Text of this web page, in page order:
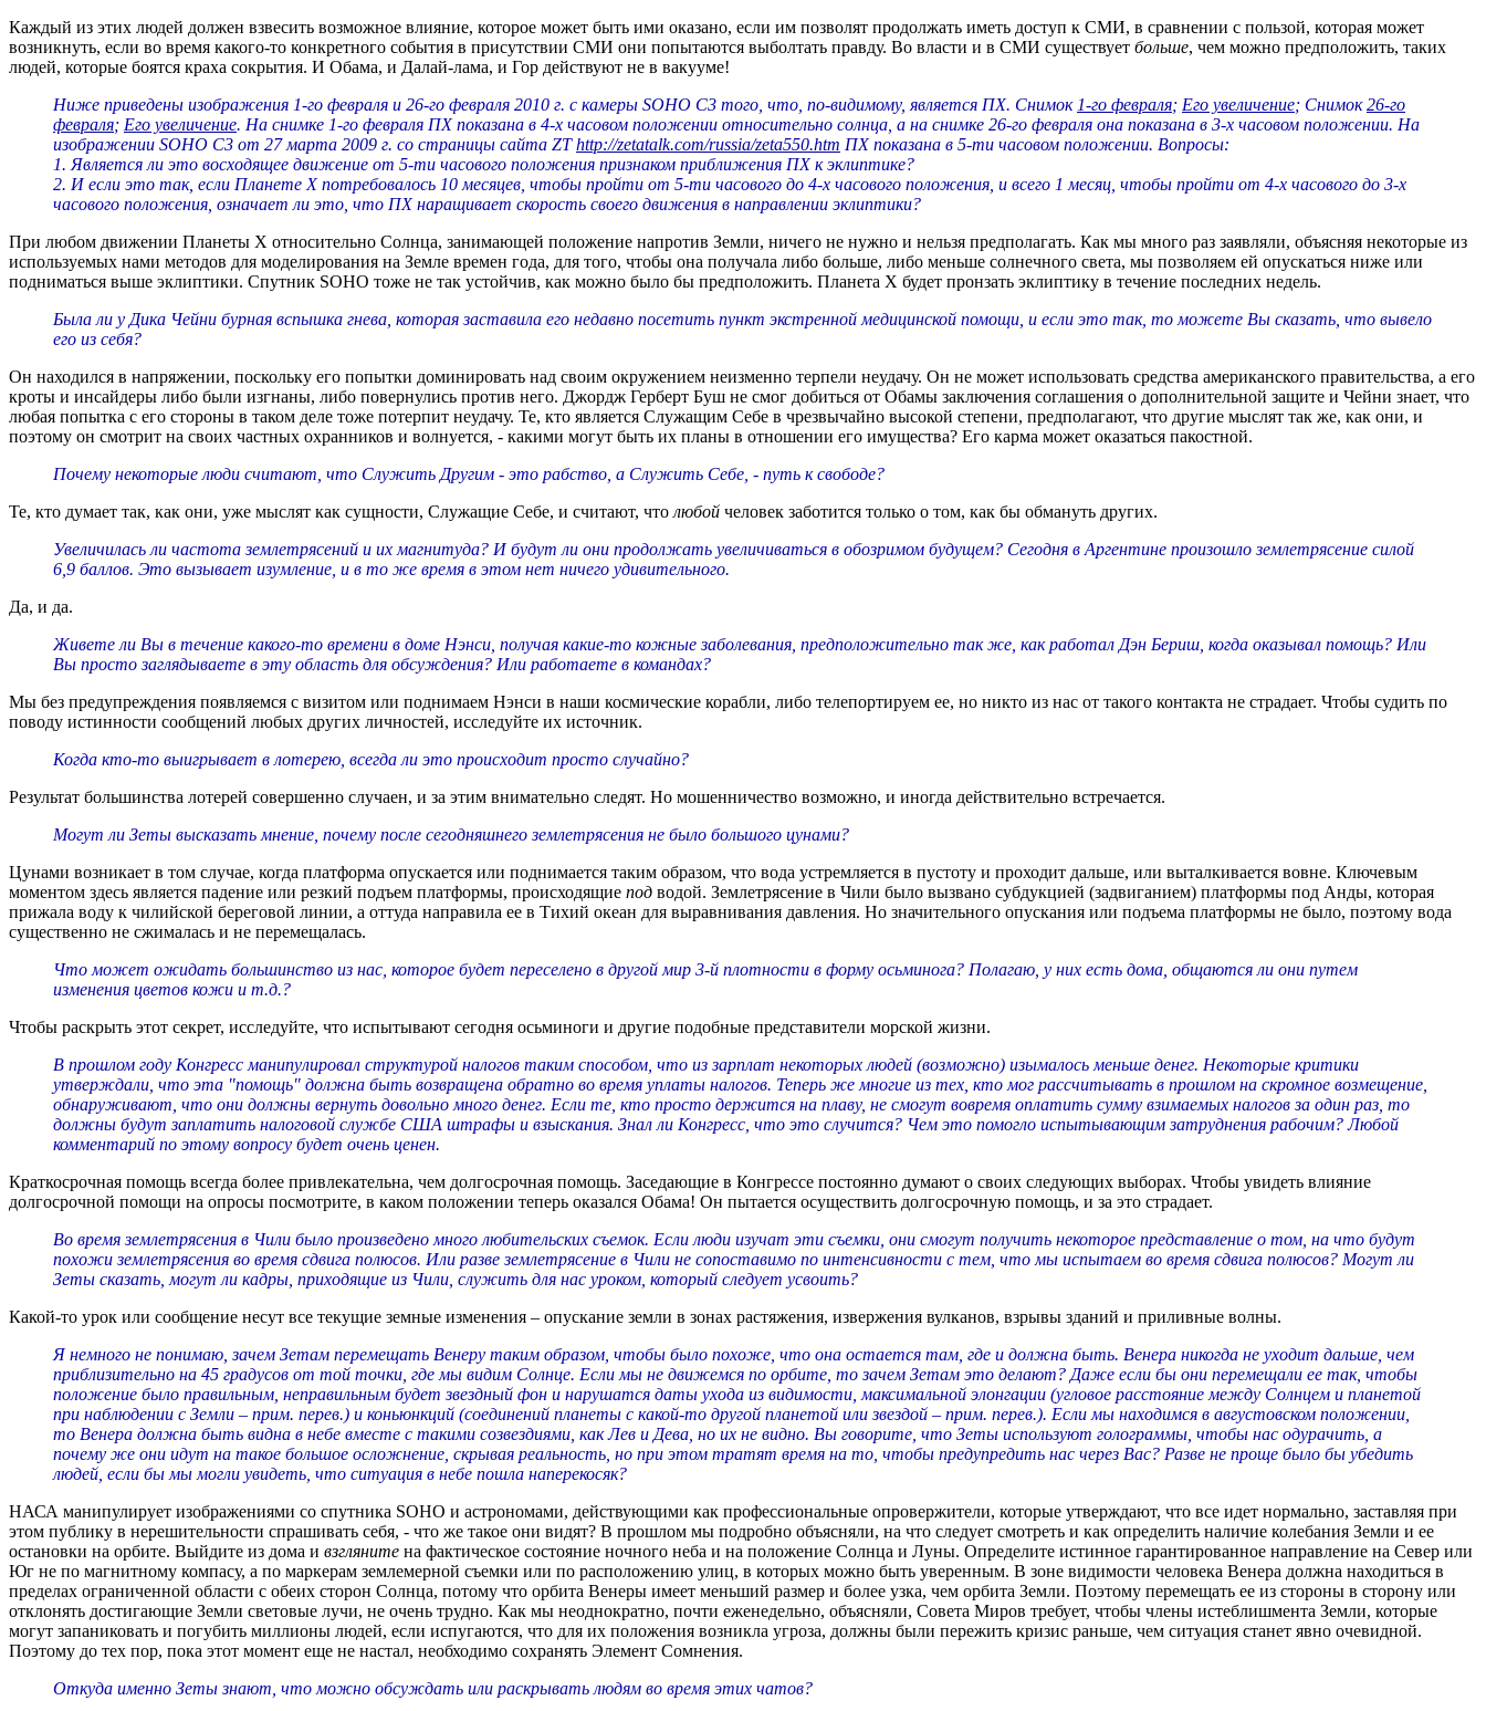
Каждый из этих людей должен взвесить возможное влияние, которое может быть ими оказано, если им позволят продолжать иметь доступ к СМИ, в сравнении с пользой, которая может
возникнуть, если во время какого-то конкретного события в присутствии СМИ они попытаются выболтать правду. Во власти и в СМИ существует больше, чем можно предположить, таких
людей, которые боятся краха сокрытия. И Обама, и Далай-лама, и Гор действуют не в вакууме!
Ниже приведены изображения 1-го февраля и 26-го февраля 2010 г. с камеры SOHO C3 того, что, по-видимому, является ПХ. Снимок 1-го февраля; Его увеличение; Снимок26-го
февраля; Его увеличение. На снимке 1-го февраля ПХ показана в 4-х часовом положении относительно солнца, а на снимке 26-го февраля она показана в 3-х часовом положении. На
изображении SOHO C3 от 27 марта 2009 г. со страницы сайта ZThttp://zetatalk.com/russia/zeta550.htm ПХ показана в 5-ти часовом положении. Вопросы:
1. Является ли это восходящее движение от 5-ти часового положения признаком приближения ПХ к эклиптике?
2. И если это так, если Планете Х потребовалось 10 месяцев, чтобы пройти от 5-ти часового до 4-х часового положения, и всего 1 месяц, чтобы пройти от 4-х часового до 3-х
часового положения, означает ли это, что ПХ наращивает скорость своего движения в направлении эклиптики?
При любом движении Планеты X относительно Солнца, занимающей положение напротив Земли, ничего не нужно и нельзя предполагать. Как мы много раз заявляли, объясняя некоторые из
используемых нами методов для моделирования на Земле времен года, для того, чтобы она получала либо больше, либо меньше солнечного света, мы позволяем ей опускаться ниже или
подниматься выше эклиптики. Спутник SOHO тоже не так устойчив, как можно было бы предположить. Планета X будет пронзать эклиптику в течение последних недель.
Была ли у Дика Чейни бурная вспышка гнева, которая заставила его недавно посетить пункт экстренной медицинской помощи, и если это так, то можете Вы сказать, что вывело
его из себя?
Он находился в напряжении, поскольку его попытки доминировать над своим окружением неизменно терпели неудачу. Он не может использовать средства американского правительства, а его
кроты и инсайдеры либо были изгнаны, либо повернулись против него. Джордж Герберт Буш не смог добиться от Обамы заключения соглашения о дополнительной защите и Чейни знает, что
любая попытка с его стороны в таком деле тоже потерпит неудачу. Те, кто является Служащим Себе в чрезвычайно высокой степени, предполагают, что другие мыслят так же, как они, и
поэтому он смотрит на своих частных охранников и волнуется, - какими могут быть их планы в отношении его имущества? Его карма может оказаться пакостной.
Почему некоторые люди считают, что Служить Другим - это рабство, а Служить Себе, - путь к свободе?
Те, кто думает так, как они, уже мыслят как сущности, Служащие Себе, и считают, что любой человек заботится только о том, как бы обмануть других.
Увеличилась ли частота землетрясений и их магнитуда? И будут ли они продолжать увеличиваться в обозримом будущем? Сегодня в Аргентине произошло землетрясение силой
6,9 баллов. Это вызывает изумление, и в то же время в этом нет ничего удивительного.
Да, и да.
Живете ли Вы в течение какого-то времени в доме Нэнси, получая какие-то кожные заболевания, предположительно так же, как работал Дэн Бериш, когда оказывал помощь? Или
Вы просто заглядываете в эту область для обсуждения? Или работаете в командах?
Мы без предупреждения появляемся с визитом или поднимаем Нэнси в наши космические корабли, либо телепортируем ее, но никто из нас от такого контакта не страдает. Чтобы судить по
поводу истинности сообщений любых других личностей, исследуйте их источник.
Когда кто-то выигрывает в лотерею, всегда ли это происходит просто случайно?
Результат большинства лотерей совершенно случаен, и за этим внимательно следят. Но мошенничество возможно, и иногда действительно встречается.
Могут ли Зеты высказать мнение, почему после сегодняшнего землетрясения не было большого цунами?
Цунами возникает в том случае, когда платформа опускается или поднимается таким образом, что вода устремляется в пустоту и проходит дальше, или выталкивается вовне. Ключевым
моментом здесь является падение или резкий подъем платформы, происходящие под водой. Землетрясение в Чили было вызвано субдукцией (задвиганием) платформы под Анды, которая
прижала воду к чилийской береговой линии, а оттуда направила ее в Tихий океан для выравнивания давления. Но значительного опускания или подъема платформы не было, поэтому вода
существенно не сжималась и не перемещалась.
Что может ожидать большинство из нас, которое будет переселено в другой мир 3-й плотности в форму осьминога? Полагаю, у них есть дома, общаются ли они путем
изменения цветов кожи и т.д.?
Чтобы раскрыть этот секрет, исследуйте, что испытывают сегодня осьминоги и другие подобные представители морской жизни.
В прошлом году Конгресс манипулировал структурой налогов таким способом, что из зарплат некоторых людей (возможно) изымалось меньше денег. Некоторые критики
утверждали, что эта "помощь" должна быть возвращена обратно во время уплаты налогов. Теперь же многие из тех, кто мог рассчитывать в прошлом на скромное возмещение,
обнаруживают, что они должны вернуть довольно много денег. Если те, кто просто держится на плаву, не смогут вовремя оплатить сумму взимаемых налогов за один раз, то
должны будут заплатить налоговой службе США штрафы и взыскания. Знал ли Конгресс, что это случится? Чем это помогло испытывающим затруднения рабочим? Любой
комментарий по этому вопросу будет очень ценен.
Краткосрочная помощь всегда более привлекательна, чем долгосрочная помощь. Заседающие в Конгрессе постоянно думают о своих следующих выборах. Чтобы увидеть влияние
долгосрочной помощи на опросы посмотрите, в каком положении теперь оказался Обама! Он пытается осуществить долгосрочную помощь, и за это страдает.
Во время землетрясения в Чили было произведено много любительских съемок. Если люди изучат эти съемки, они смогут получить некоторое представление о том, на что будут
похожи землетрясения во время сдвига полюсов. Или разве землетрясение в Чили не сопоставимо по интенсивности с тем, что мы испытаем во время сдвига полюсов? Могут ли
Зеты сказать, могут ли кадры, приходящие из Чили, служить для нас уроком, который следует усвоить?
Какой-то урок или сообщение несут все текущие земные изменения – опускание земли в зонах растяжения, извержения вулканов, взрывы зданий и приливные волны.
Я немного не понимаю, зачем Зетам перемещать Венеру таким образом, чтобы было похоже, что она остается там, где и должна быть. Венера никогда не уходит дальше, чем
приблизительно на 45 градусов от той точки, где мы видим Солнце. Если мы не движемся по орбите, то зачем Зетам это делают? Даже если бы они перемещали ее так, чтобы
положение было правильным, неправильным будет звездный фон и нарушатся даты ухода из видимости, максимальной элонгации (угловое расстояние между Солнцем и планетой
при наблюдении с Земли – прим. перев.) и коньюнкций (соединений планеты с какой-то другой планетой или звездой – прим. перев.). Если мы находимся в августовском положении,
то Венера должна быть видна в небе вместе с такими созвездиями, как Лев и Дева, но их не видно. Вы говорите, что Зеты используют голограммы, чтобы нас одурачить, а
почему же они идут на такое большое осложнение, скрывая реальность, но при этом тратят время на то, чтобы предупредить нас через Вас? Разве не проще было бы убедить
людей, если бы мы могли увидеть, что ситуация в небе пошла наперекосяк?
НАСА манипулирует изображениями со спутника SOHO и астрономами, действующими как профессиональные опровержители, которые утверждают, что все идет нормально, заставляя при
этом публику в нерешительности спрашивать себя, - что же такое они видят? В прошлом мы подробно объясняли, на что следует смотреть и как определить наличие колебания Земли и ее
остановки на орбите. Выйдите из дома и взгляните на фактическое состояние ночного неба и на положение Солнца и Луны. Определите истинное гарантированное направление на Север или
Юг не по магнитному компасу, а по маркерам землемерной съемки или по расположению улиц, в которых можно быть уверенным. В зоне видимости человека Венера должна находиться в
пределах ограниченной области с обеих сторон Солнца, потому что орбита Венеры имеет меньший размер и более узка, чем орбита Земли. Поэтому перемещать ее из стороны в сторону или
отклонять достигающие Земли световые лучи, не очень трудно. Как мы неоднократно, почти еженедельно, объясняли, Совета Миров требует, чтобы члены истеблишмента Земли, которые
могут запаниковать и погубить миллионы людей, если испугаются, что для их положения возникла угроза, должны были пережить кризис раньше, чем ситуация станет явно очевидной.
Поэтому до тех пор, пока этот момент еще не настал, необходимо сохранять Элемент Сомнения.
Откуда именно Зеты знают, что можно обсуждать или раскрывать людям во время этих чатов?